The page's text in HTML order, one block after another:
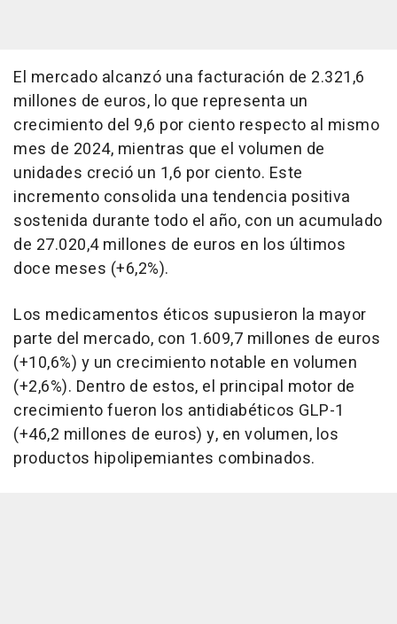
El mercado alcanzó una facturación de 2.321,6
millones de euros, lo que representa un
crecimiento del 9,6 por ciento respecto al mismo
mes de 2024, mientras que el volumen de
unidades creció un 1,6 por ciento. Este
incremento consolida una tendencia positiva
sostenida durante todo el año, con un acumulado
de 27.020,4 millones de euros en los últimos
doce meses (+6,2%).
Los medicamentos éticos supusieron la mayor
parte del mercado, con 1.609,7 millones de euros
(+10,6%) y un crecimiento notable en volumen
(+2,6%). Dentro de estos, el principal motor de
crecimiento fueron los antidiabéticos GLP-1
(+46,2 millones de euros) y, en volumen, los
productos hipolipemiantes combinados.